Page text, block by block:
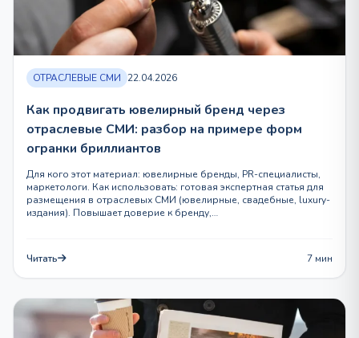
ОТРАСЛЕВЫЕ СМИ 22.04.2026
Как продвигать ювелирный бренд через
отраслевые СМИ: разбор на примере форм
огранки бриллиантов
Для кого этот материал: ювелирные бренды, PR-специалисты,
маркетологи. Как использовать: готовая экспертная статья для
размещения в отраслевых СМИ (ювелирные, свадебные, luxury-
издания). Повышает доверие к бренду,…
Читать 7 мин